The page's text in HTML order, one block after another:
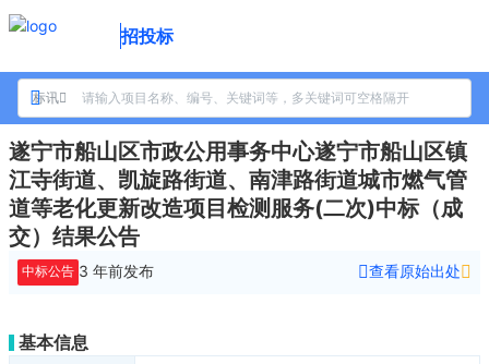
招投标
标讯
遂宁市船山区市政公用事务中心遂宁市船山区镇
江寺街道、凯旋路街道、南津路街道城市燃气管
道等老化更新改造项目检测服务(二次)中标（成
交）结果公告
中标公告 3 年前发布 查看原始出处
基本信息